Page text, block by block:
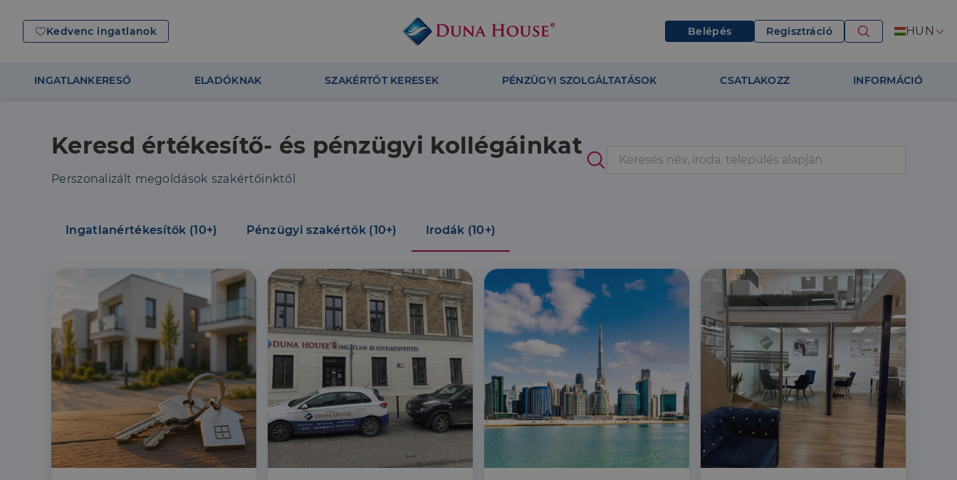
Kedvenc ingatlanok Belépés Regisztráció HUN
INGATLANKERESŐ ELADÓKNAK SZAKÉRTŐT KERESEK PÉNZÜGYI SZOLGÁLTATÁSOK CSATLAKOZZ INFORMÁCIÓ
Keresd értékesítő- és pénzügyi kollégáinkat
Perszonalizált megoldások szakértőinktől
Nincs
Ingatlanértékesítők (10+) Pénzügyi szakértők (10+) Irodák (10+)